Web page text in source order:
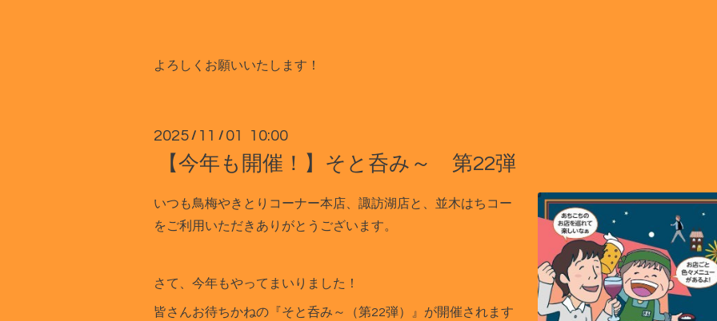
よろしくお願いいたします！
2025 / 11 / 01 10:00
【今年も開催！】そと呑み～ 第22弾
いつも鳥梅やきとりコーナー本店、諏訪湖店と、並木はちコー
をご利用いただきありがとうございます。
さて、今年もやってまいりました！
皆さんお待ちかねの『そと呑み～（第22弾）』が開催されます